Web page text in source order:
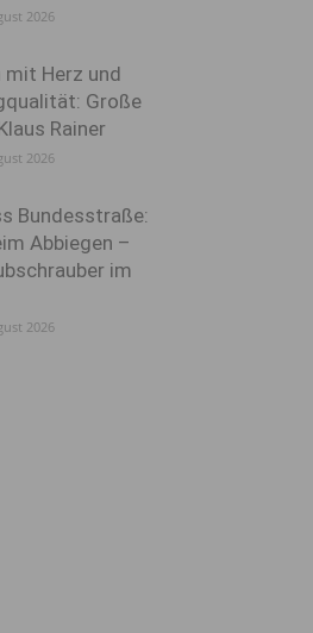
2026
mit Herz und
Große
Rainer
2026
Bundesstraße:
Abbiegen –
im
2026